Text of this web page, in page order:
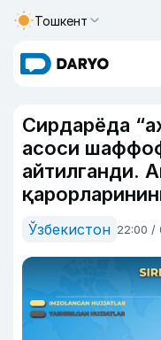
Тошкент
Сирдарёда
асоси
айтилганди.
Ўзбекистон 22:00 /